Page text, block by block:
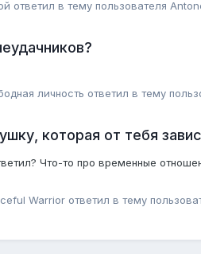
ответил в тему пользователя
личность ответил в тему
которая от тебя
Что-то про временные
Warrior ответил в тему